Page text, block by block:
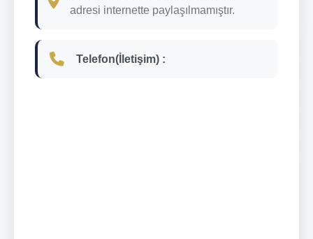
adresi internette paylaşılmamıştır.
Telefon(İletişim) :